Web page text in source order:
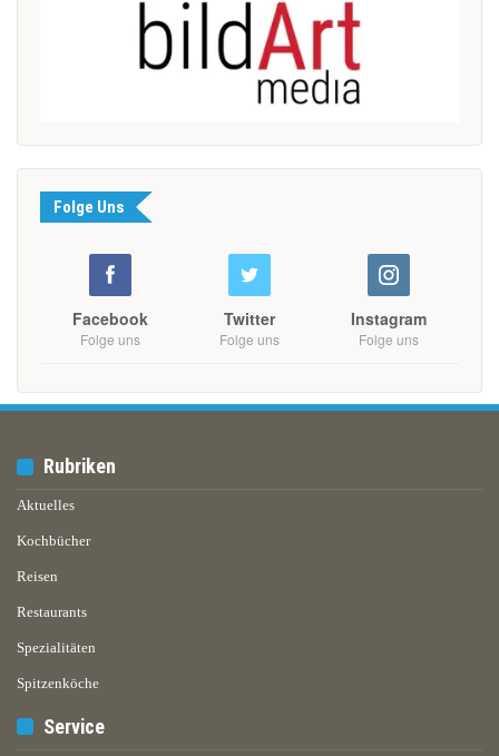
Folge Uns
Facebook
Folge uns
Twitter
Folge uns
Instagram
Folge uns
Rubriken
Aktuelles
Kochbücher
Reisen
Restaurants
Spezialitäten
Spitzenköche
Service